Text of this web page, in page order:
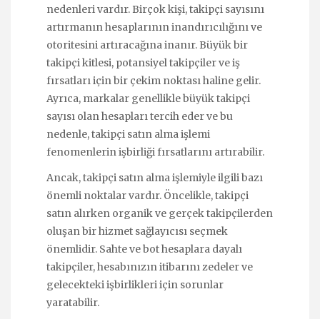
nedenleri vardır. Birçok kişi, takipçi sayısını
artırmanın hesaplarının inandırıcılığını ve
otoritesini artıracağına inanır. Büyük bir
takipçi kitlesi, potansiyel takipçiler ve iş
fırsatları için bir çekim noktası haline gelir.
Ayrıca, markalar genellikle büyük takipçi
sayısı olan hesapları tercih eder ve bu
nedenle, takipçi satın alma işlemi
fenomenlerin işbirliği fırsatlarını artırabilir.
Ancak, takipçi satın alma işlemiyle ilgili bazı
önemli noktalar vardır. Öncelikle, takipçi
satın alırken organik ve gerçek takipçilerden
oluşan bir hizmet sağlayıcısı seçmek
önemlidir. Sahte ve bot hesaplara dayalı
takipçiler, hesabınızın itibarını zedeler ve
gelecekteki işbirlikleri için sorunlar
yaratabilir.